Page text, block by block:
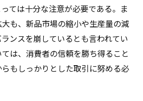
ては十分な注意が必要である。ま
も、新品市場の縮小や生産量の減
ンスを崩しているとも言われてい
は、消費者の信頼を勝ち得ること
もしっかりとした取引に努める必